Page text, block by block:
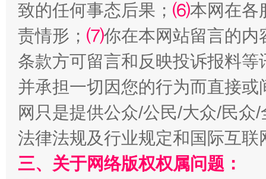
事关残疾人未来5年
规模最大的光氢储一体化项目
致的任何事态后果； ⑹本网在各
责情形； ⑺你在本网站留言的内
条款方可留言和反映投诉报料
并承担一切因您的行为而直接
网只是提供公众/公民/大众/民
法律法规及行业规定和国际互
三、关于网络版权权属问题：